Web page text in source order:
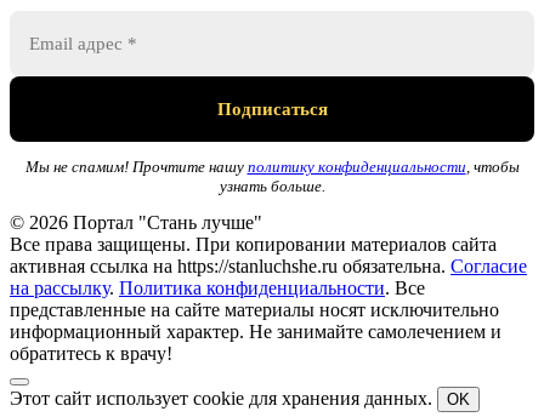
Мы не спамим! Прочтите нашу политику конфиденциальности, чтобы
узнать больше.
© 2026 Портал "Стань лучше"
Все права защищены. При копировании материалов сайта
активная ссылка на https://stanluchshe.ru обязательна. Согласие
на рассылку. Политика конфиденциальности. Все
представленные на сайте материалы носят исключительно
информационный характер. Не занимайте самолечением и
обратитесь к врачу!
Этот сайт использует cookie для хранения данных. OK